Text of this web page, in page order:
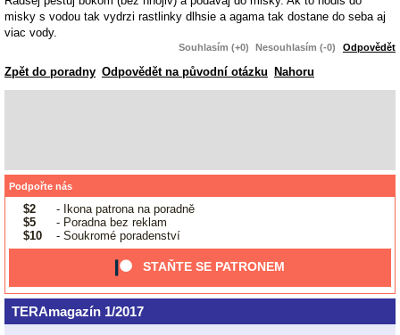
misky s vodou tak vydrzi rastlinky dlhsie a agama tak dostane do seba aj
viac vody.
Souhlasím (+0) Nesouhlasím (-0) Odpovědět
Zpět do poradny Odpovědět na původní otázku Nahoru
Podpořte nás
$2
- Ikona patrona na poradně
$5
- Poradna bez reklam
$10
- Soukromé poradenství
STAŇTE SE PATRONEM
TERAmagazín 1/2017